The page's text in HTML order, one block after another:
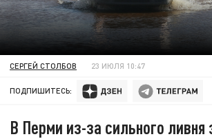
СЕРГЕЙ СТОЛБОВ 23 ИЮЛЯ 10:47
ПОДПИШИТЕСЬ:
В Перми из-за сильного ливня